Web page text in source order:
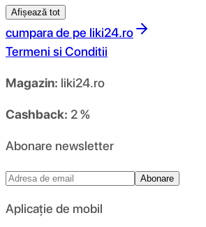
Afișează tot
cumpara de pe liki24.ro
Termeni si Conditii
Magazin: liki24.ro
Cashback: 2 %
Abonare newsletter
Abonare
Aplicație de mobil